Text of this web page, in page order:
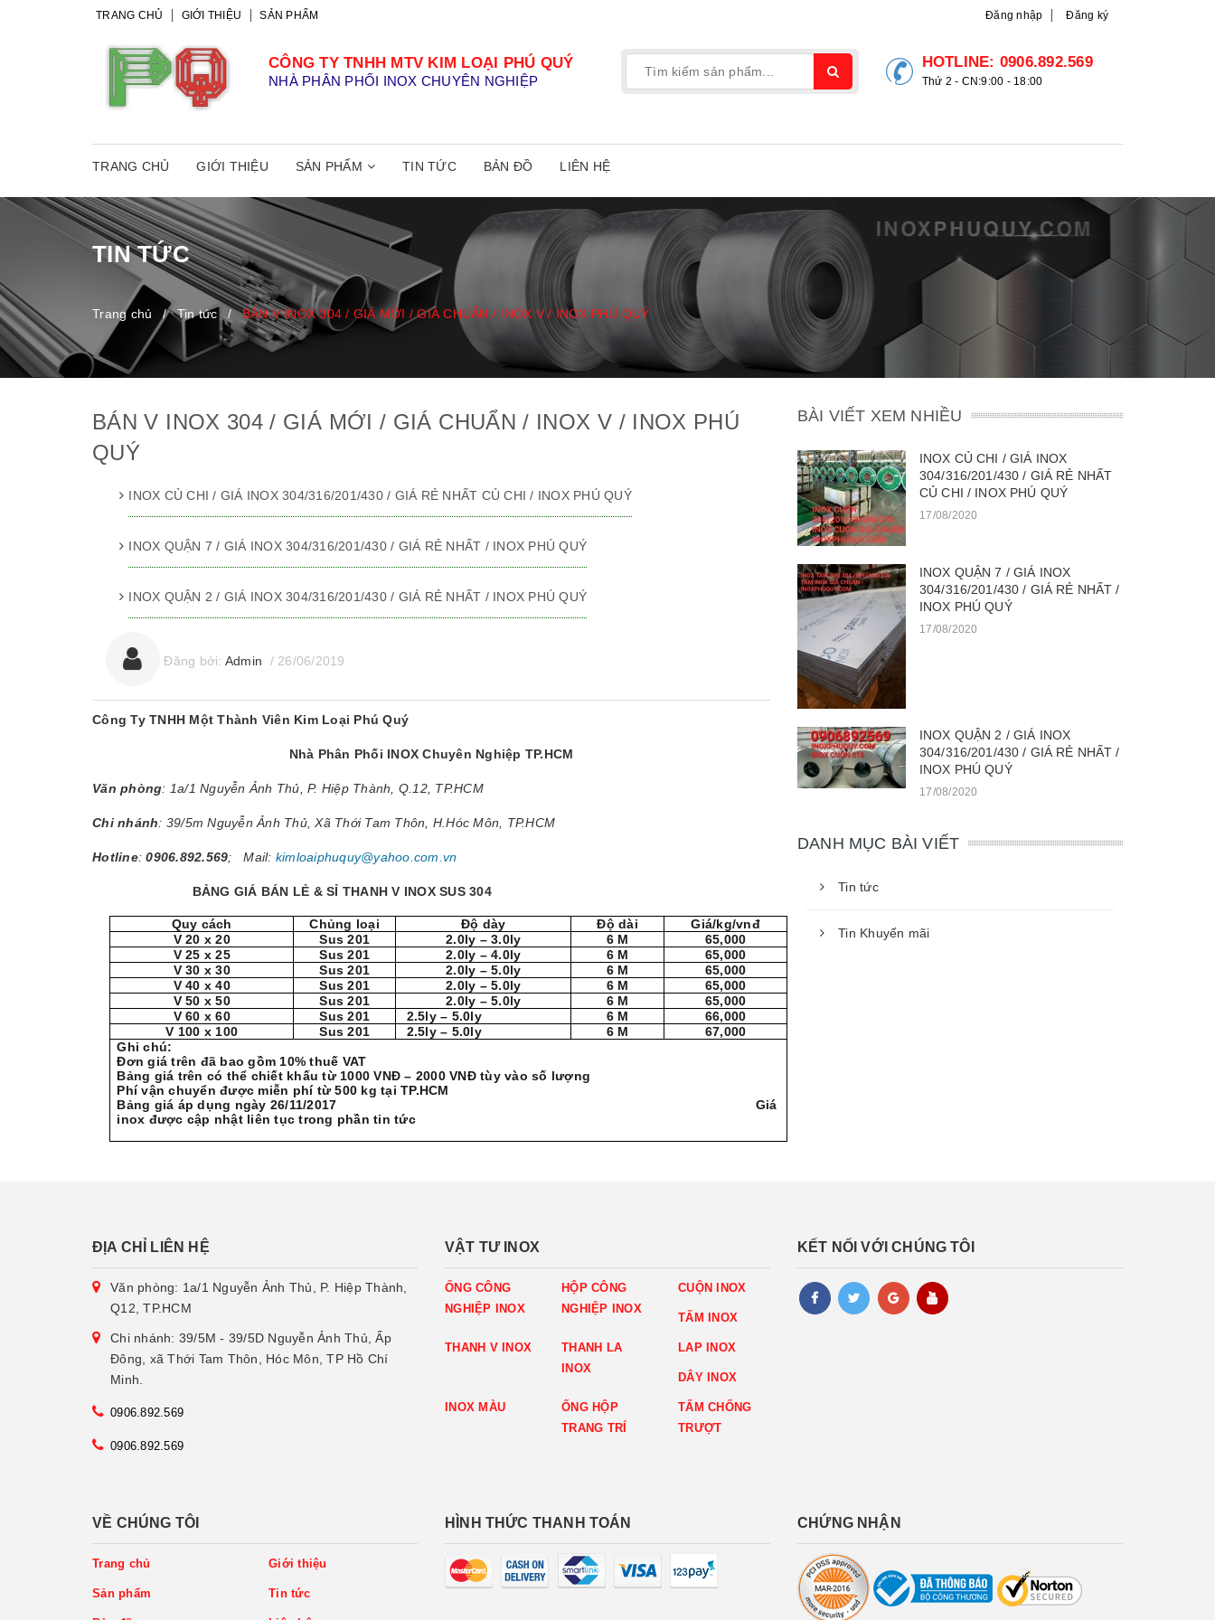
TRANG CHỦ GIỚI THIỆU SẢN PHẨM Đăng nhập Đăng ký
CÔNG TY TNHH MTV KIM LOẠI PHÚ QUÝ
NHÀ PHÂN PHỐI INOX CHUYÊN NGHIỆP
HOTLINE: 0906.892.569
Thứ 2 - CN:9:00 - 18:00
TRANG CHỦ GIỚI THIỆU SẢN PHẨM TIN TỨC BẢN ĐỒ LIÊN HỆ
TIN TỨC
Trang chủ / Tin tức / BÁN V INOX 304 / GIÁ MỚI / GIÁ CHUẨN / INOX V / INOX PHÚ QUÝ
BÁN V INOX 304 / GIÁ MỚI / GIÁ CHUẨN / INOX V / INOX PHÚ
QUÝ
INOX CỦ CHI / GIÁ INOX 304/316/201/430 / GIÁ RẺ NHẤT CỦ CHI / INOX PHÚ QUÝ
INOX QUẬN 7 / GIÁ INOX 304/316/201/430 / GIÁ RẺ NHẤT / INOX PHÚ QUÝ
INOX QUẬN 2 / GIÁ INOX 304/316/201/430 / GIÁ RẺ NHẤT / INOX PHÚ QUÝ
Đăng bởi: Admin / 26/06/2019
Công Ty TNHH Một Thành Viên Kim Loại Phú Quý
Nhà Phân Phối INOX Chuyên Nghiệp TP.HCM
Văn phòng: 1a/1 Nguyễn Ảnh Thủ, P. Hiệp Thành, Q.12, TP.HCM
Chi nhánh: 39/5m Nguyễn Ảnh Thủ, Xã Thới Tam Thôn, H.Hóc Môn, TP.HCM
Hotline:0906.892.569; Mail: kimloaiphuquy@yahoo.com.vn
BẢNG GIÁ BÁN LẺ & SỈ THANH V INOX SUS 304
Quy cách Chủng loại Độ dày Độ dài
Giá/kg/vnđ
V 20 x 20
Sus 201 2.0ly – 3.0ly 6 M
65,000
V 25 x 25
Sus 201 2.0ly – 4.0ly 6 M
65,000
V 30 x 30
Sus 201 2.0ly – 5.0ly 6 M
65,000
V 40 x 40
Sus 201 2.0ly – 5.0ly 6 M
65,000
V 50 x 50
Sus 201 2.0ly – 5.0ly 6 M
65,000
V 60 x 60
Sus 201 2.5ly – 5.0ly 6 M
66,000
V 100 x 100
Sus 201 2.5ly – 5.0ly 6 M
67,000
Ghi chú:
Đơn giá trên đã bao gồm 10% thuế VAT
Bảng giá trên có thể chiết khấu từ 1000 VNĐ – 2000 VNĐ tùy vào số lượng
Phí vận chuyển được miễn phí từ 500 kg tại TP.HCM
Bảng giá áp dụng ngày 26/11/2017 Giá
inox được cập nhật liên tục trong phần tin tức
BÀI VIẾT XEM NHIỀU
INOX CỦ CHI / GIÁ INOX
304/316/201/430 / GIÁ RẺ NHẤT
CỦ CHI / INOX PHÚ QUÝ
17/08/2020
INOX QUẬN 7 / GIÁ INOX
304/316/201/430 / GIÁ RẺ NHẤT /
INOX PHÚ QUÝ
17/08/2020
INOX QUẬN 2 / GIÁ INOX
304/316/201/430 / GIÁ RẺ NHẤT /
INOX PHÚ QUÝ
17/08/2020
DANH MỤC BÀI VIẾT
Tin tức
Tin Khuyến mãi
ĐỊA CHỈ LIÊN HỆ
Văn phòng: 1a/1 Nguyễn Ảnh Thủ, P. Hiệp Thành,
Q12, TP.HCM
Chi nhánh: 39/5M - 39/5D Nguyễn Ảnh Thủ, Ấp
Đông, xã Thới Tam Thôn, Hóc Môn, TP Hồ Chí
Minh.
0906.892.569
0906.892.569
VẬT TƯ INOX
ỐNG CÔNG
NGHIỆP INOX
HỘP CÔNG
NGHIỆP INOX
CUỘN INOX
TẤM INOX
THANH V INOX
THANH LA
INOX
LAP INOX
DÂY INOX
INOX MÀU
ỐNG HỘP
TRANG TRÍ
TẤM CHỐNG
TRƯỢT
KẾT NỐI VỚI CHÚNG TÔI
VỀ CHÚNG TÔI
Trang chủ Giới thiệu
Sản phẩm Tin tức
HÌNH THỨC THANH TOÁN CHỨNG NHẬN